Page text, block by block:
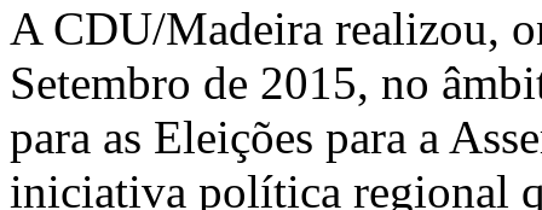
A CDU/Madeira realizou,
Setembro de 2015, no
para as Eleições para a
iniciativa política regional